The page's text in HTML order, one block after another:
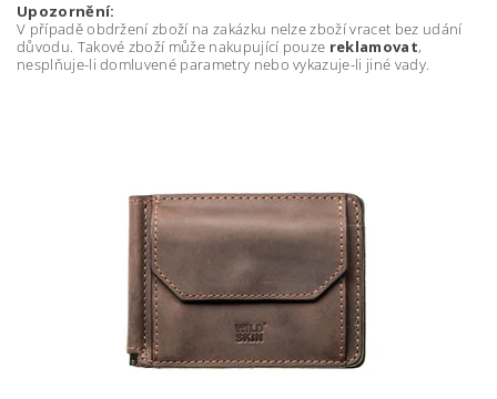
Upozornění:
V případě obdržení zboží na zakázku nelze zboží vracet bez udání
důvodu. Takové zboží může nakupující pouze reklamovat,
nesplňuje-li domluvené parametry nebo vykazuje-li jiné vady.